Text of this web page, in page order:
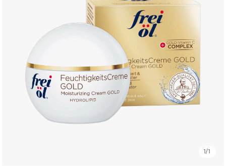
RO
Макияж
Парфюмерия
Уход за кожей
1/1